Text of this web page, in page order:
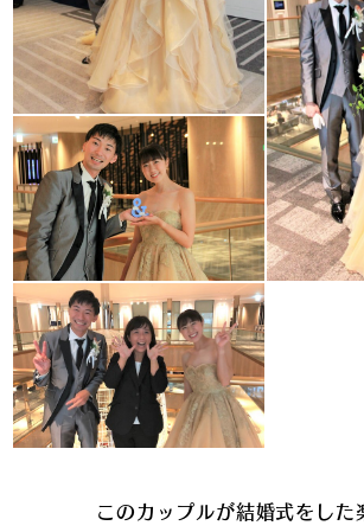
このカップルが結婚式をした